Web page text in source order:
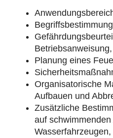
Planung eines
Organisatorische
Aufbauen und
Zusätzliche
auf schwimmenden